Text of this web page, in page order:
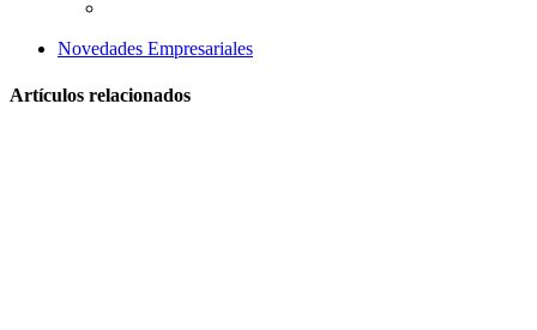
Novedades Empresariales
Artículos relacionados